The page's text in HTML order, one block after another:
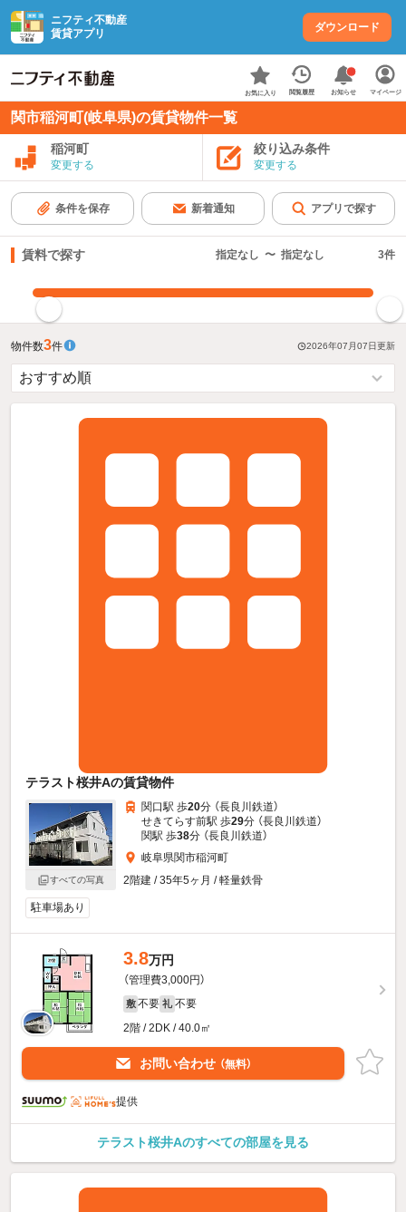
ニフティ不動産
賃貸アプリ
ダウンロード
お気に入り 閲覧履歴 お知らせ マイページ
関市稲河町(岐阜県)の賃貸物件一覧
稲河町
変更する
絞り込み条件
変更する
条件を保存 新着通知 アプリで探す
賃料で探す 指定なし 〜 指定なし 3件
物件数3件 2026年07月07日更新
テラスト桜井Aの賃貸物件
すべての写真
関口駅 歩20分 （長良川鉄道）
せきてらす前駅 歩29分 （長良川鉄道）
関駅 歩38分 （長良川鉄道）
岐阜県関市稲河町
2階建 / 35年5ヶ月 / 軽量鉄骨
駐車場あり
3.8万円
（管理費3,000円）
敷 不要 礼 不要
2階 / 2DK / 40.0㎡
お問い合わせ （無料）
提供
テラスト桜井Aのすべての部屋を見る